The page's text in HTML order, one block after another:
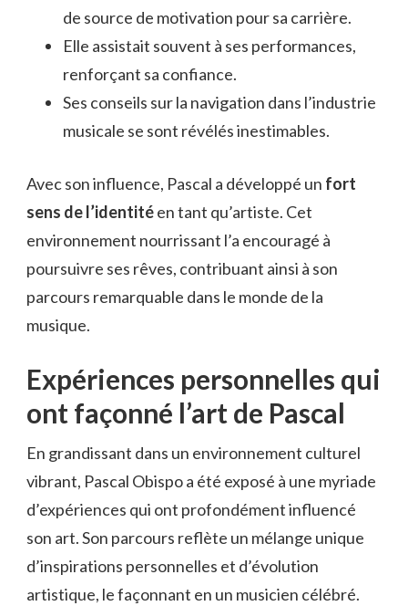
de source de motivation pour sa carrière.
Elle assistait souvent à ses performances,
renforçant sa confiance.
Ses conseils sur la navigation dans l’industrie
musicale se sont révélés inestimables.
Avec son influence, Pascal a développé un fort
sens de l’identitéen tant qu’artiste. Cet
environnement nourrissant l’a encouragé à
poursuivre ses rêves, contribuant ainsi à son
parcours remarquable dans le monde de la
musique.
Expériences personnelles qui
ont façonné l’art de Pascal
En grandissant dans un environnement culturel
vibrant, Pascal Obispo a été exposé à une myriade
d’expériences qui ont profondément influencé
son art. Son parcours reflète un mélange unique
d’inspirations personnelles et d’évolution
artistique, le façonnant en un musicien célébré.